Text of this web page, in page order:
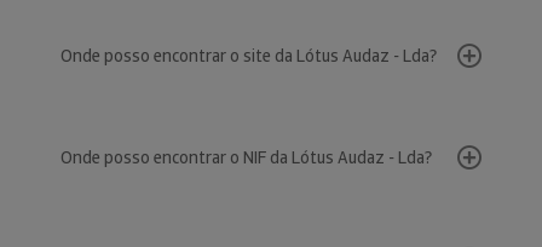
Onde posso encontrar o site da Lótus Audaz - Lda?
Onde posso encontrar o NIF da Lótus Audaz - Lda?